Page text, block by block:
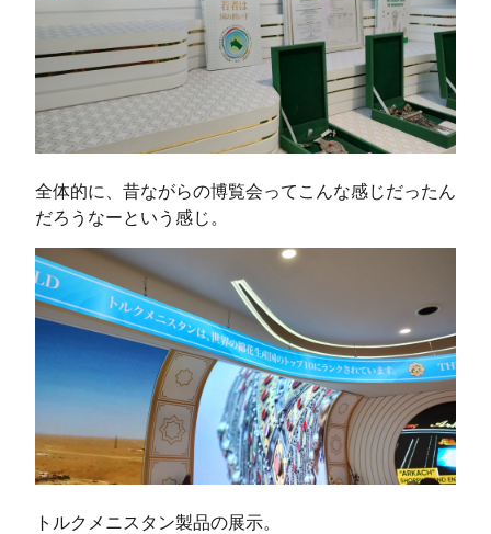
全体的に、昔ながらの博覧会ってこんな感じだったん
だろうなーという感じ。
トルクメニスタン製品の展示。